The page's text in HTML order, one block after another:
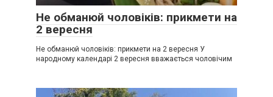
Не обманюй чоловіків: прикмети на
2 вересня
Не обманюй чоловіків: прикмети на 2 вересня У
народному календарі 2 вересня вважається чоловічим